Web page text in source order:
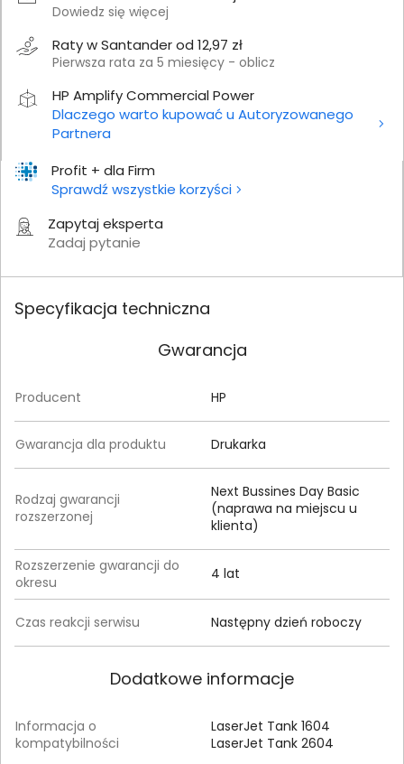
Profit + dla Firm
Sprawdź wszystkie korzyści
Zapytaj eksperta
Zadaj pytanie
Dowiedz się więcej
Raty w Santander od 12,97 zł
Pierwsza rata za 5 miesięcy - oblicz
HP Amplify Commercial Power
Dlaczego warto kupować u Autoryzowanego
Partnera
Specyfikacja techniczna
Gwarancja
Producent HP
Gwarancja dla produktu Drukarka
Rodzaj gwarancji
rozszerzonej
Next Bussines Day Basic
(naprawa na miejscu u
klienta)
Rozszerzenie gwarancji do
okresu
4 lat
Czas reakcji serwisu Następny dzień roboczy
Dodatkowe informacje
Informacja o
kompatybilności
LaserJet Tank 1604
LaserJet Tank 2604